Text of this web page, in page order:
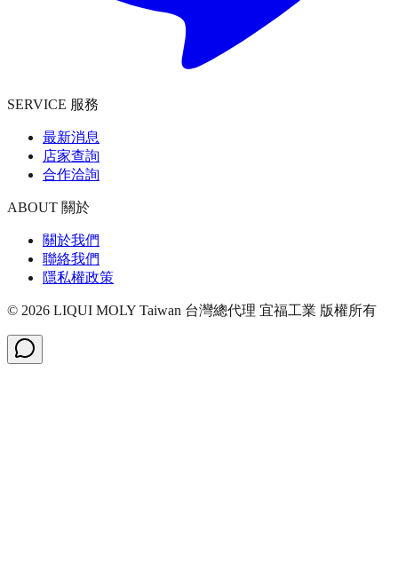
SERVICE 服務
最新消息
店家查詢
合作洽詢
ABOUT 關於
關於我們
聯絡我們
隱私權政策
© 2026 LIQUI MOLY Taiwan 台灣總代理 宜福工業 版權所有